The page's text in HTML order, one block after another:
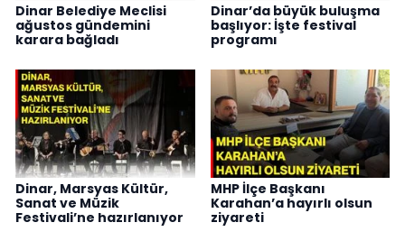
Dinar Belediye Meclisi
ağustos gündemini
karara bağladı
Dinar’da büyük buluşma
başlıyor: İşte festival
programı
Dinar, Marsyas Kültür,
Sanat ve Müzik
Festivali’ne hazırlanıyor
MHP İlçe Başkanı
Karahan’a hayırlı olsun
ziyareti